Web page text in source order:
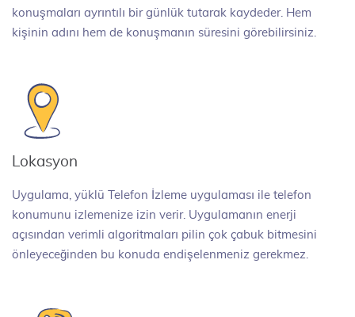
konuşmaları ayrıntılı bir günlük tutarak kaydeder. Hem
kişinin adını hem de konuşmanın süresini görebilirsiniz.
Lokasyon
Uygulama, yüklü Telefon İzleme uygulaması ile telefon
konumunu izlemenize izin verir. Uygulamanın enerji
açısından verimli algoritmaları pilin çok çabuk bitmesini
önleyeceğinden bu konuda endişelenmeniz gerekmez.